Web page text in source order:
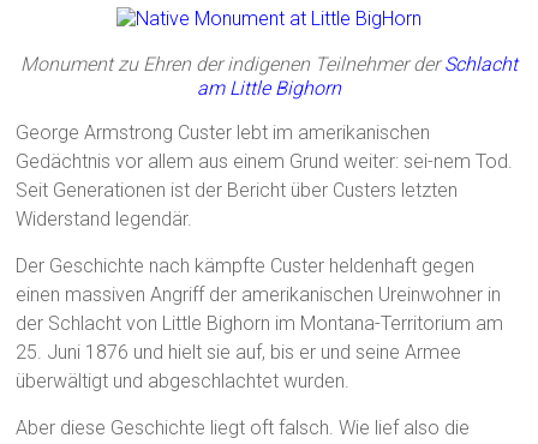
Monument zu Ehren der indigenen Teilnehmer derSchlacht
am Little Bighorn
George Armstrong Custer lebt im amerikanischen
Gedächtnis vor allem aus einem Grund weiter: sei-nem Tod.
Seit Generationen ist der Bericht über Custers letzten
Widerstand legendär.
Der Geschichte nach kämpfte Custer heldenhaft gegen
einen massiven Angriff der amerikanischen Ureinwohner in
der Schlacht von Little Bighorn im Montana-Territorium am
25. Juni 1876 und hielt sie auf, bis er und seine Armee
überwältigt und abgeschlachtet wurden.
Aber diese Geschichte liegt oft falsch. Wie lief also die